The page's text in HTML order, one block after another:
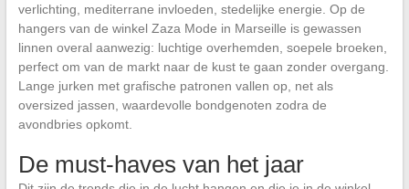
verlichting, mediterrane invloeden, stedelijke energie. Op de
hangers van de winkel Zaza Mode in Marseille is gewassen
linnen overal aanwezig: luchtige overhemden, soepele broeken,
perfect om van de markt naar de kust te gaan zonder overgang.
Lange jurken met grafische patronen vallen op, net als
oversized jassen, waardevolle bondgenoten zodra de
avondbries opkomt.
De must-haves van het jaar